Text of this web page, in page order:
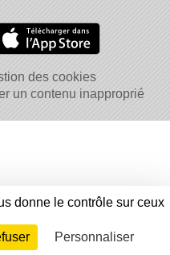
des cookies
un contenu inapproprié
Connexion
donne le contrôle sur ceux
Personnaliser